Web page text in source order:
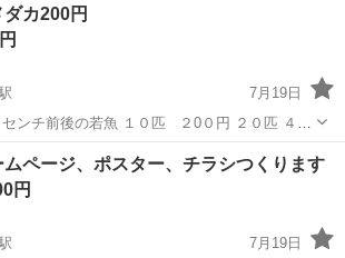
レーム・ノーリターンでお願いいたします。
して...
ダカ200円
7月19日
ンチ前後の若魚 １０匹 ２0０円 ２０匹 ４０
名様と現在お取
引中 まだお取引できるため再投稿致します(^^) 幼魚はまだ小さいの...
志木駅 その他 メダカ
ムページ、ポスター、チラシつくります
円
7月19日